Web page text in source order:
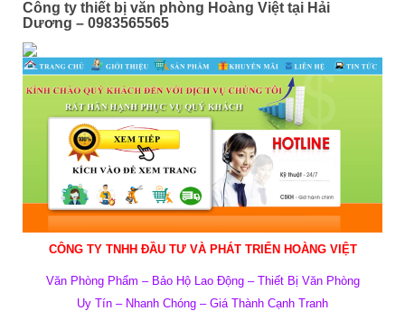
Công ty thiết bị văn phòng Hoàng Việt tại Hải
Dương – 0983565565
CÔNG TY TNHH ĐẦU TƯ VÀ PHÁT TRIỂN HOÀNG VIỆT
Văn Phòng Phẩm – Bảo Hộ Lao Động – Thiết Bị Văn Phòng
Uy Tín – Nhanh Chóng – Giá Thành Cạnh Tranh